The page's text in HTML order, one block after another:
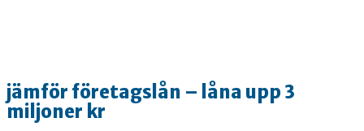
jämför företagslån – låna upp 3
miljoner kr